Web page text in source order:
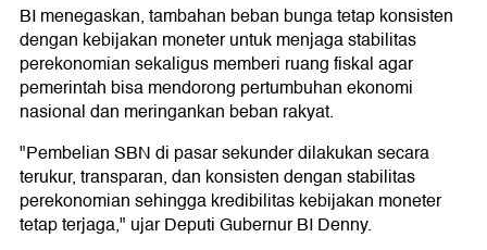
BI menegaskan, tambahan beban bunga tetap konsisten
dengan kebijakan moneter untuk menjaga stabilitas
perekonomian sekaligus memberi ruang fiskal agar
pemerintah bisa mendorong pertumbuhan ekonomi
nasional dan meringankan beban rakyat.
"Pembelian SBN di pasar sekunder dilakukan secara
terukur, transparan, dan konsisten dengan stabilitas
perekonomian sehingga kredibilitas kebijakan moneter
tetap terjaga," ujar Deputi Gubernur BI Denny.